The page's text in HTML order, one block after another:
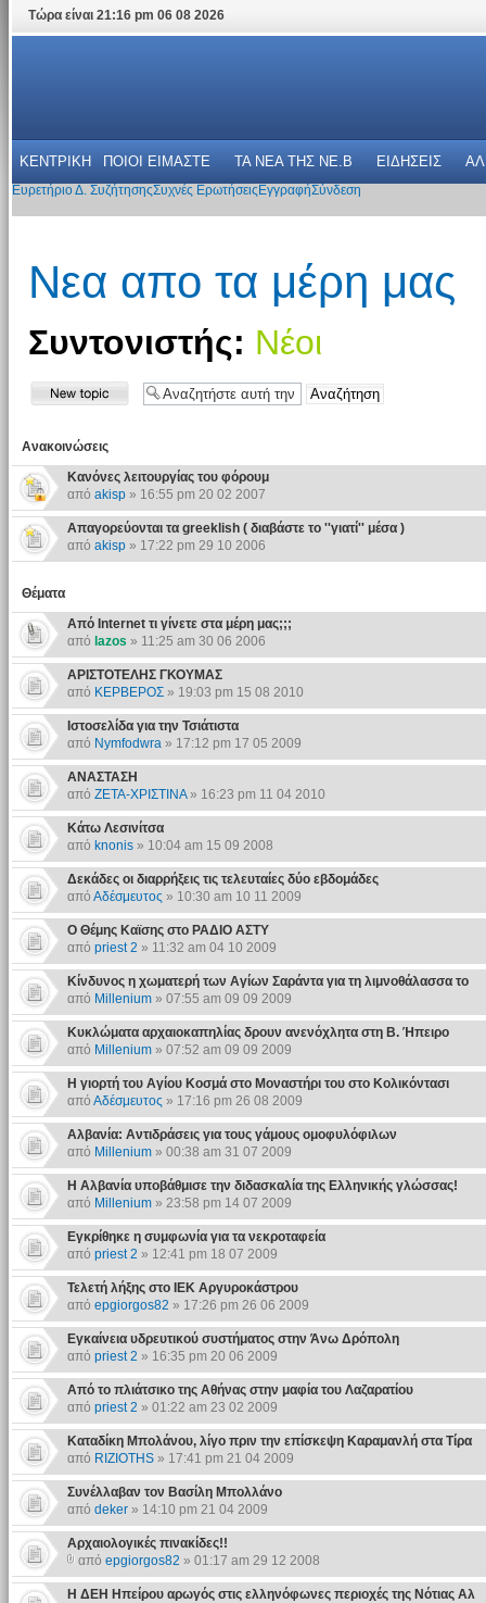
Τώρα είναι 21:16 pm 06 08 2026
ΚΕΝΤΡΙΚΗ ΠΟΙΟΙ ΕΙΜΑΣΤΕ ΤΑ ΝΕΑ THΣ NE.B ΕΙΔΗΣΕΙΣ
Ευρετήριο Δ. ΣυζήτησηςΣυχνές Ερωτήσεις ΕγγραφήΣύνδεση
Νεα απο τα μέρη μας
Συντονιστής: Νέοι
Ανακοινώσεις
Κανόνες λειτουργίας του φόρουμ
από akisp» 16:55 pm 20 02 2007
Απαγορεύονται τα greeklish ( διαβάστε το ''γιατί'' μέσα )
από akisp» 17:22 pm 29 10 2006
Θέματα
Από Internet τι γίνετε στα μέρη μας;;;
από lazos » 11:25 am 30 06 2006
ΑΡΙΣΤΟΤΕΛΗΣ ΓΚΟΥΜΑΣ
από ΚΕΡΒΕΡΟΣ» 19:03 pm 15 08 2010
Ιστοσελίδα για την Τσιάτιστα
από Nymfodwra» 17:12 pm 17 05 2009
ΑΝΑΣΤΑΣΗ
από ΖΕΤΑ-ΧΡΙΣΤΙΝΑ» 16:23 pm 11 04 2010
Κάτω Λεσινίτσα
από knonis» 10:04 am 15 09 2008
Δεκάδες οι διαρρήξεις τις τελευταίες δύο εβδομάδες
από Αδέσμευτος » 10:30 am 10 11 2009
Ο Θέμης Καϊσης στο ΡΑΔΙΟ ΑΣΤΥ
από priest 2 » 11:32 am 04 10 2009
Κίνδυνος η χωματερή των Αγίων Σαράντα για τη λιμνοθάλασσα το
από Millenium» 07:55 am 09 09 2009
Κυκλώματα αρχαιοκαπηλίας δρουν ανενόχλητα στη Β. Ήπειρο
από Millenium» 07:52 am 09 09 2009
Η γιορτή του Αγίου Κοσμά στο Μοναστήρι του στο Κολικόντασι
από Αδέσμευτος » 17:16 pm 26 08 2009
Αλβανία: Αντιδράσεις για τους γάμους ομοφυλόφιλων
από Millenium» 00:38 am 31 07 2009
Η Αλβανία υποβάθμισε την διδασκαλία της Ελληνικής γλώσσας!
από Millenium» 23:58 pm 14 07 2009
Εγκρίθηκε η συμφωνία για τα νεκροταφεία
από priest 2 » 12:41 pm 18 07 2009
Τελετή λήξης στο ΙΕΚ Αργυροκάστρου
από epgiorgos82 » 17:26 pm 26 06 2009
Εγκαίνεια υδρευτικού συστήματος στην Άνω Δρόπολη
από priest 2 » 16:35 pm 20 06 2009
Από το πλιάτσικο της Αθήνας στην μαφία του Λαζαρατίου
από priest 2 » 01:22 am 23 02 2009
Καταδίκη Μπολάνου, λίγο πριν την επίσκεψη Καραμανλή στα Τίρα
από RIZIOTHS» 17:41 pm 21 04 2009
Συνέλλαβαν τον Βασίλη Μπολλάνο
από deker» 14:10 pm 21 04 2009
Αρχαιολογικές πινακίδες!!
από epgiorgos82 » 01:17 am 29 12 2008
Η ΔΕΗ Ηπείρου αρωγός στις ελληνόφωνες περιοχές της Νότιας Αλ